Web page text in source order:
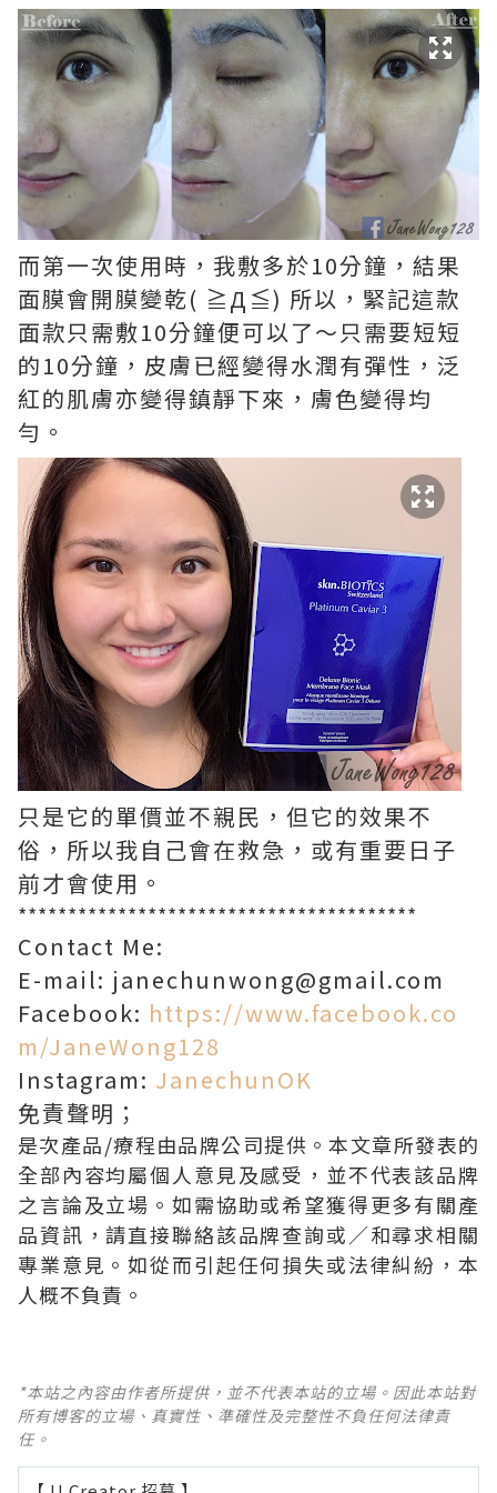
而第一次使用時，我敷多於10分鐘，結果
面膜會開膜變乾( ≧Д≦) 所以，緊記這款
面款只需敷10分鐘便可以了～只需要短短
的10分鐘，皮膚已經變得水潤有彈性，泛
紅的肌膚亦變得鎮靜下來，膚色變得均
勻。
只是它的單價並不親民，但它的效果不
俗，所以我自己會在救急，或有重要日子
前才會使用。
****************************************
Contact Me:
E-mail: janechunwong@gmail.com
Facebook: https://www.facebook.co
m/JaneWong128
Instagram: JanechunOK
免責聲明；
是次產品/療程由品牌公司提供。本文章所發表的
全部內容均屬個人意見及感受，並不代表該品牌
之言論及立場。如需協助或希望獲得更多有關產
品資訊，請直接聯絡該品牌查詢或∕和尋求相關
專業意見。如從而引起任何損失或法律糾紛，本
人概不負責。
*本站之內容由作者所提供，並不代表本站的立場。因此本站對
所有博客的立場、真實性、準確性及完整性不負任何法律責
任。